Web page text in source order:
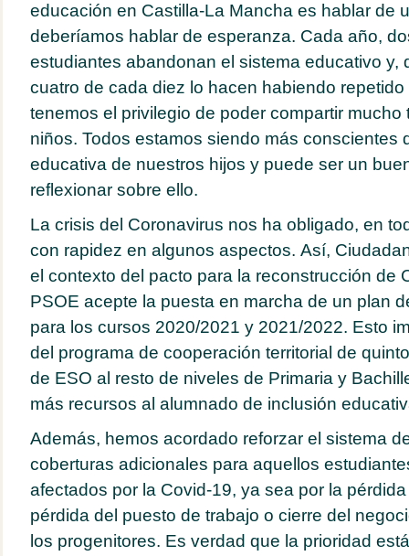
educación en Castilla-La Mancha es hablar de
deberíamos hablar de esperanza. Cada año,
estudiantes abandonan el sistema educativo y,
cuatro de cada diez lo hacen habiendo
tenemos el privilegio de poder compartir mucho
niños. Todos estamos siendo más conscientes
educativa de nuestros hijos y puede ser un
reflexionar sobre ello.
La crisis del Coronavirus nos ha obligado, en
con rapidez en algunos aspectos. Así,
el contexto del pacto para la reconstrucción de
PSOE acepte la puesta en marcha de un plan
para los cursos 2020/2021 y 2021/2022. Esto
del programa de cooperación territorial de
de ESO al resto de niveles de Primaria y
más recursos al alumnado de inclusión
Además, hemos acordado reforzar el sistema
coberturas adicionales para aquellos
afectados por la Covid-19, ya sea por la
pérdida del puesto de trabajo o cierre del
los progenitores. Es verdad que la prioridad